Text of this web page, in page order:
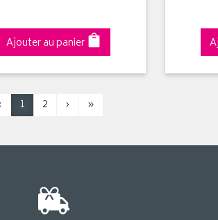
Ajouter au panier
1 2 › »